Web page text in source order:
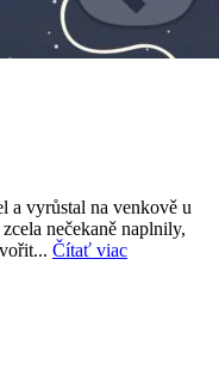
a vyrůstal na venkově u
nečekaně naplnily,
Čítať viac